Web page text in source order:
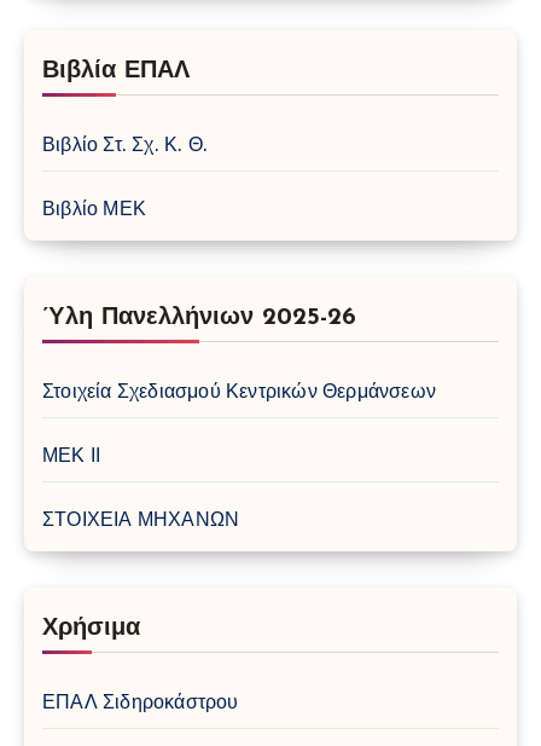
Βιβλία ΕΠΑΛ
Βιβλίο Στ. Σχ. Κ. Θ.
Βιβλίο ΜΕΚ
Ύλη Πανελλήνιων 2025-26
Στοιχεία Σχεδιασμού Κεντρικών Θερμάνσεων
ΜΕΚ ΙΙ
ΣΤΟΙΧΕΙΑ ΜΗΧΑΝΩΝ
Χρήσιμα
ΕΠΑΛ Σιδηροκάστρου